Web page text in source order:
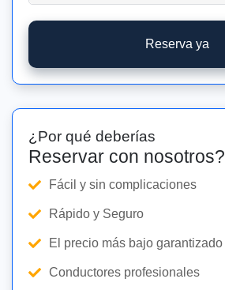
Reserva ya
¿Por qué deberías
Reservar con nosotros?
Fácil y sin complicaciones
Rápido y Seguro
El precio más bajo garantizado
Conductores profesionales